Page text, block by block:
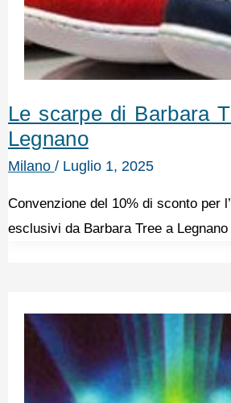
Le scarpe di Barbara
Legnano
Milano / Luglio 1, 2025
Convenzione del 10% di sconto per
esclusivi da Barbara Tree a Legnano